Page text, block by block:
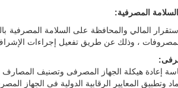
المصرفية:
المالي والمحافظة على السلامة المصرفية
، وذلك عن طريق تفعيل إجراءات الإشراف
إعادة هيكلة الجهاز المصرفى وتصنيف المصارف
وتطبيق المعايير الرقابية الدولية فى الجهاز